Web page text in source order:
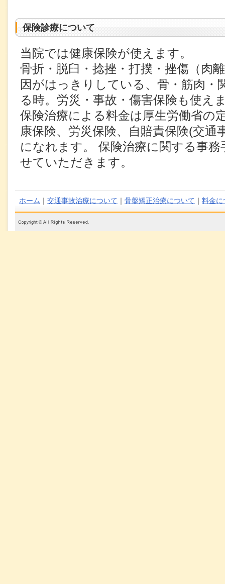
保険診療について
当院では健康保険が使えます。
骨折・脱臼・捻挫・打撲・挫傷（肉
因がはっきりしている、骨・筋肉・
る時。労災・事故・傷害保険も使え
保険治療による料金は厚生労働省の
康保険、労災保険、自賠責保険(交通
になれます。 保険治療に関する事
せていただきます。
ホーム ｜ 交通事故治療について ｜ 骨盤矯正治療について ｜ 料金に